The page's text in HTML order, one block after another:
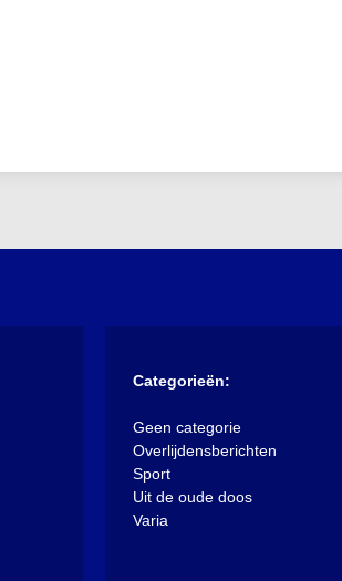
Categorieën:
Geen categorie
Overlijdensberichten
Sport
Uit de oude doos
Varia